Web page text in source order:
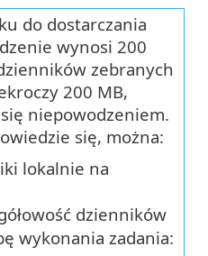
do dostarczania
wynosi 200
zebranych
200 MB,
niepowodzeniem.
się, można:
lokalnie na
dzienników
wykonania zadania: